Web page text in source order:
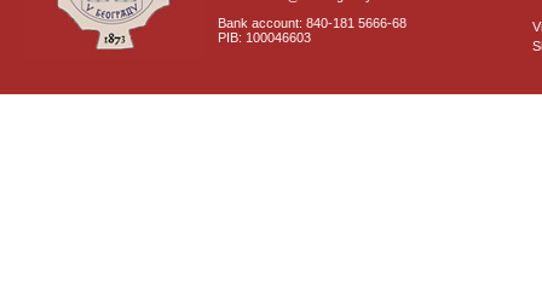
Bank account: 840-181 5666-68
PIB: 100046603